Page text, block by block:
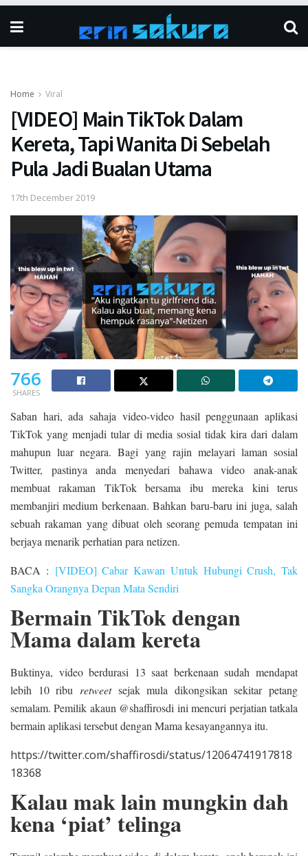
Home Viral
[VIDEO] Main TikTok Dalam
Kereta, Tapi Wanita Di Sebelah
Pula Jadi Bualan Utama
17th December 2019
766
SHARES
Saban hari, ada sahaja video-video hasil penggunaan aplikasi
TikTok yang menjadi tular di media sosial tidak kira dari dalam
mahupun luar negara. Bagi yang rajin melayari laman sosial
Twitter, pastinya anda menyedari bahawa video anak-anak
membuat rakaman TikTok bersama ibu mereka kini terus
membanjiri medium berkenaan. Bahkan baru-baru ini juga, salah
sebuah rakaman yang dibuat oleh seorang pemuda tempatan ini
berjaya menarik perhatian para netizen.
BACA : [VIDEO] Cabar Kawan Untuk Hubungi Crush, Tak
Sangka Orangnya Depan Mata Sendiri
Bermain TikTok dengan
Mama dalam kereta
Buktinya, video berdurasi 13 saat berkenaan sudah mendapat
lebih 10 ribu retweetsejak mula dikongsikan sekitar petang
semalam. Pemilik akaun @shaffirosdi ini mencuri perjatian tatkala
bermain aplikasi tersebut dengan Mama kesayangannya itu.
https://twitter.com/shaffirosdi/status/12064741917818
18368
Kalau mak lain mungkin dah
kena ‘piat’ telinga